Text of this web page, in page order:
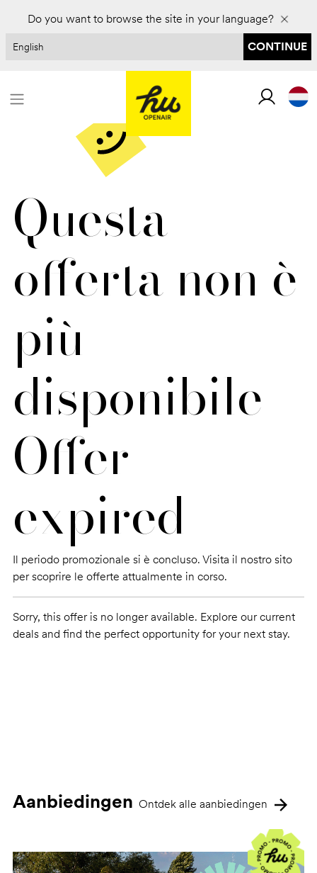
Do you want to browse the site in your language?
CONTINUE
Questa
offerta non è
più
disponibile |
Offer
expired
Il periodo promozionale si è concluso. Visita il nostro sito
per scoprire le offerte attualmente in corso.
Sorry, this offer is no longer available. Explore our current
deals and find the perfect opportunity for your next stay.
Aanbiedingen Ontdek alle aanbiedingen